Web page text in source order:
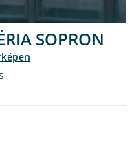
SOPRON